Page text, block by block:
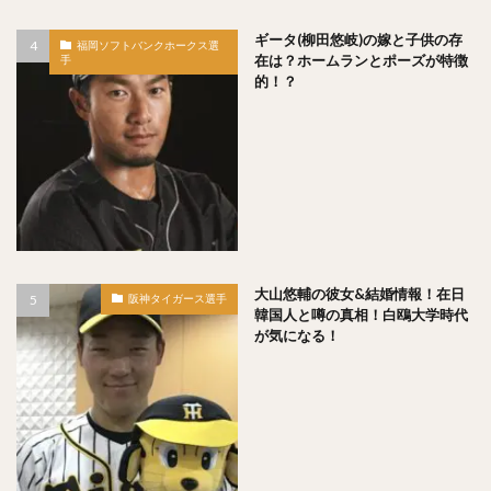
福岡ソフトバンクホークス選
手
ギータ(柳田悠岐)の嫁と子供の存
在は？ホームランとポーズが特徴
的！？
阪神タイガース選手
大山悠輔の彼女&結婚情報！在日
韓国人と噂の真相！白鴎大学時代
が気になる！
長嶋一茂（ながしまかずしげ）
西舘勇陽（にしだてゆうひ）
ウラディミール・バレンティン
古谷優人（ふるやゆうと）
大竹耕太郎（おおたけこうたろう）
嶋基宏（しまもとひろ）
梅野隆太郎（うめのりゅうたろう）
牧原大成（まきはらたいせい）
笠谷俊介（かさやしゅんすけ）
釜元豪（かまもとごう）
石川雅規（いしかわまさのり）
有原航平（ありはらこうへい）
大瀬良大地（おおせらだいち）
中崎翔太（なかざきしょうた）
前田健太（まえだけんた）